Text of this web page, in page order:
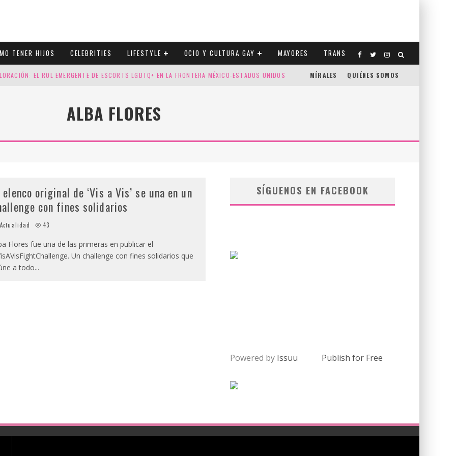
TENER HIJOS CELEBRITIES LIFESTYLE OCIO Y CULTURA GAY MAYORES TRANS
EL ROL EMERGENTE DE ESCORTS LGBTQ+ EN LA FRONTERA MÉXICO-ESTADOS UNIDOS
CUATRO SELLOS QUE HONRAN LA HISTORIA LGTB
MÍRALES QUIÉNES SOMOS
ALBA FLORES
elenco original de ‘Vis a Vis’ se una en un
con fines solidarios
Actualidad 43
Flores fue una de las primeras en publicar el
Un challenge con fines solidarios que
a todo...
SÍGUENOS EN FACEBOOK
Powered by Issuu Publish for Free